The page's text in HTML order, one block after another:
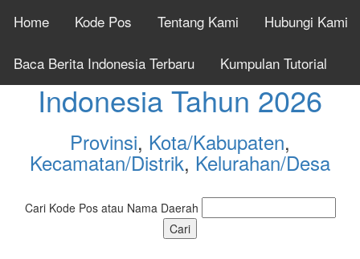
Home Kode Pos Tentang Kami Hubungi Kami
Baca Berita Indonesia Terbaru Kumpulan Tutorial
Cek Kode Pos Seluruh
Indonesia Tahun 2026
Provinsi, Kota/Kabupaten,
Kecamatan/Distrik, Kelurahan/Desa
Cari Kode Pos atau Nama Daerah